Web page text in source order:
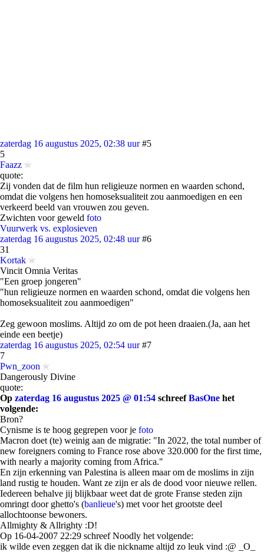
zaterdag 16 augustus 2025, 02:38 uur #5
5
Faazz
quote:
Zij vonden dat de film hun religieuze normen en waarden schond,
omdat die volgens hen homoseksualiteit zou aanmoedigen en een
verkeerd beeld van vrouwen zou geven.
Zwichten voor geweld foto
Vuurwerk vs. explosieven
zaterdag 16 augustus 2025, 02:48 uur #6
31
Kortak
Vincit Omnia Veritas
"Een groep jongeren"
"hun religieuze normen en waarden schond, omdat die volgens hen
homoseksualiteit zou aanmoedigen"
Zeg gewoon moslims. Altijd zo om de pot heen draaien.(Ja, aan het
einde een beetje)
zaterdag 16 augustus 2025, 02:54 uur #7
7
Pwn_zoon
Dangerously Divine
quote:
Op zaterdag 16 augustus 2025 @ 01:54 schreefBasOne het
volgende:
Bron?
Cynisme is te hoog gegrepen voor je foto
Macron doet (te) weinig aan de migratie: "In 2022, the total number of
new foreigners coming to France rose above 320.000 for the first time,
with nearly a majority coming from Africa."
En zijn erkenning van Palestina is alleen maar om de moslims in zijn
land rustig te houden. Want ze zijn er als de dood voor nieuwe rellen.
Iedereen behalve jij blijkbaar weet dat de grote Franse steden zijn
omringt door ghetto's (banlieue's) met voor het grootste deel
allochtoonse bewoners.
Allmighty & Allrighty :D!
Op 16-04-2007 22:29 schreef Noodly het volgende:
ik wilde even zeggen dat ik die nickname altijd zo leuk vind :@ _O_